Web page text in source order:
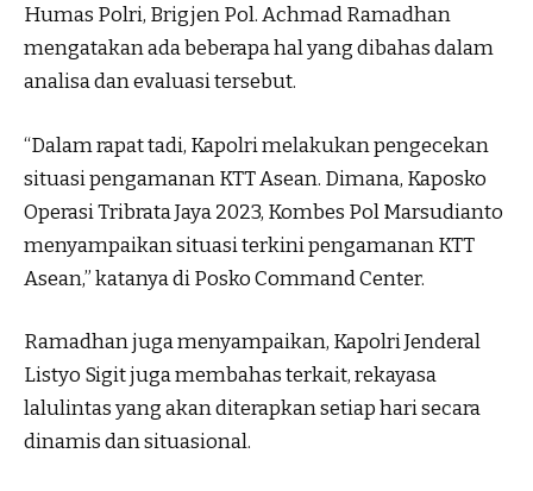
Humas Polri, Brigjen Pol. Achmad Ramadhan
mengatakan ada beberapa hal yang dibahas dalam
analisa dan evaluasi tersebut.
“Dalam rapat tadi, Kapolri melakukan pengecekan
situasi pengamanan KTT Asean. Dimana, Kaposko
Operasi Tribrata Jaya 2023, Kombes Pol Marsudianto
menyampaikan situasi terkini pengamanan KTT
Asean,” katanya di Posko Command Center.
Ramadhan juga menyampaikan, Kapolri Jenderal
Listyo Sigit juga membahas terkait, rekayasa
lalulintas yang akan diterapkan setiap hari secara
dinamis dan situasional.